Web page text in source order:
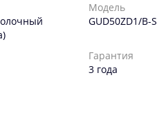
Модель
GUD50ZD1/B-S
Гарантия
3 года